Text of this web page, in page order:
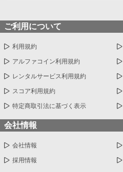
ご利用について
利用規約
アルファコイン利用規約
レンタルサービス利用規約
スコア利用規約
特定商取引法に基づく表示
会社情報
会社情報
採用情報